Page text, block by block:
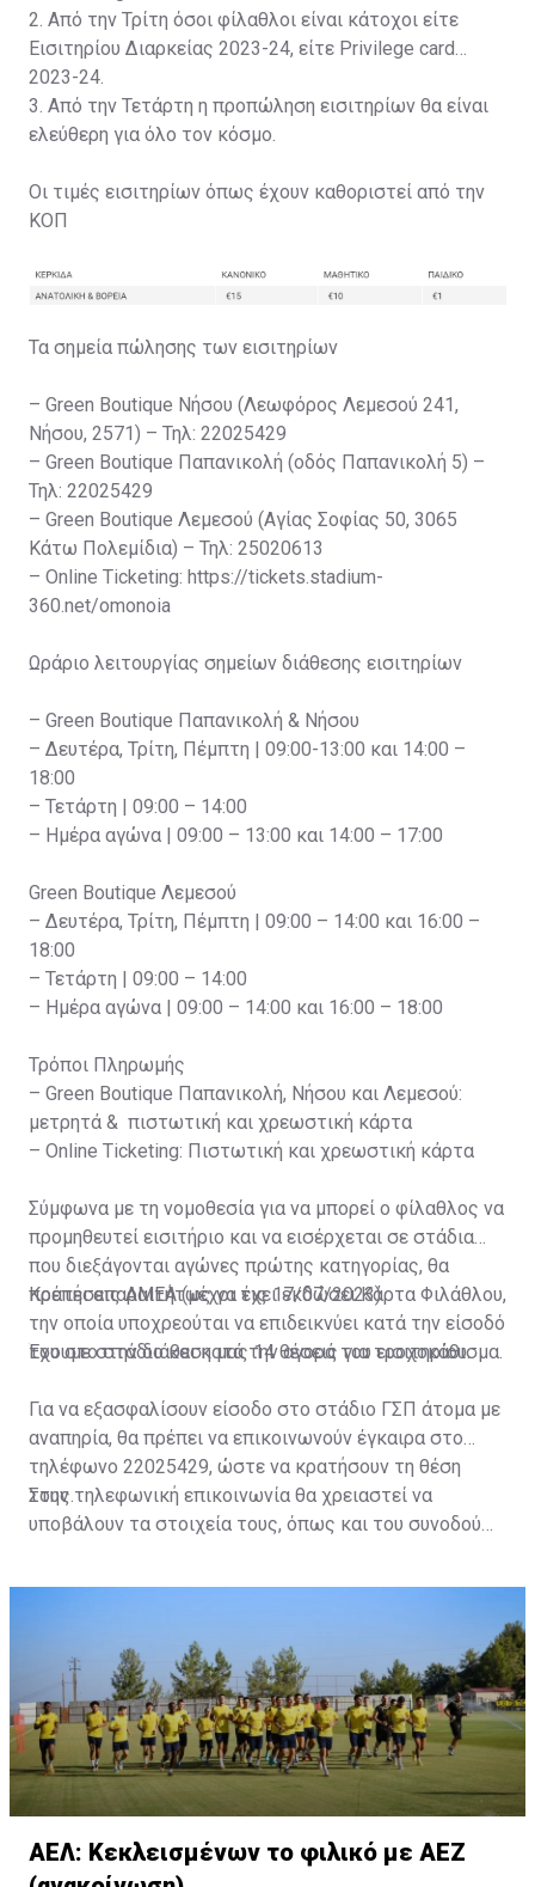
2. Από την Τρίτη όσοι φίλαθλοι είναι κάτοχοι είτε
Εισιτηρίου Διαρκείας 2023-24, είτε Privilege card
2023-24.
3. Από την Τετάρτη η προπώληση εισιτηρίων θα είναι
ελεύθερη για όλο τον κόσμο.
Οι τιμές εισιτηρίων όπως έχουν καθοριστεί από την
ΚΟΠ
Τα σημεία πώλησης των εισιτηρίων
– Green Boutique Νήσου (Λεωφόρος Λεμεσού 241,
Νήσου, 2571) – Τηλ: 22025429
– Green Boutique Παπανικολή (οδός Παπανικολή 5) –
Τηλ: 22025429
– Green Boutique Λεμεσού (Αγίας Σοφίας 50, 3065
Κάτω Πολεμίδια) – Τηλ: 25020613
– Online Ticketing: https://tickets.stadium-
360.net/omonoia
Ωράριο λειτουργίας σημείων διάθεσης εισιτηρίων
– Green Boutique Παπανικολή & Νήσου
– Δευτέρα, Τρίτη, Πέμπτη | 09:00-13:00 και 14:00 –
18:00
– Τετάρτη | 09:00 – 14:00
– Ημέρα αγώνα | 09:00 – 13:00 και 14:00 – 17:00
Green Boutique Λεμεσού
– Δευτέρα, Τρίτη, Πέμπτη | 09:00 – 14:00 και 16:00 –
18:00
– Τετάρτη | 09:00 – 14:00
– Ημέρα αγώνα | 09:00 – 14:00 και 16:00 – 18:00
Τρόποι Πληρωμής
– Green Boutique Παπανικολή, Νήσου και Λεμεσού:
μετρητά & πιστωτική και χρεωστική κάρτα
– Online Ticketing: Πιστωτική και χρεωστική κάρτα
Σύμφωνα με τη νομοθεσία για να μπορεί ο φίλαθλος να
προμηθευτεί εισιτήριο και να εισέρχεται σε στάδια
που διεξάγονται αγώνες πρώτης κατηγορίας, θα
πρέπει απαραιτήτως να έχει εκδώσει Κάρτα Φιλάθλου,
την οποία υποχρεούται να επιδεικνύει κατά την είσοδό
του στο στάδιο και κατά την αγορά του εισιτηρίου.
Κρατήσεις ΑΜΕΑ (μέχρι τις 17/07/2023)
Έχουμε στην διάθεση μας 14 θέσεις για τροχοκάθισμα.
Για να εξασφαλίσουν είσοδο στο στάδιο ΓΣΠ άτομα με
αναπηρία, θα πρέπει να επικοινωνούν έγκαιρα στο
τηλέφωνο 22025429, ώστε να κρατήσουν τη θέση
τους.
Στην τηλεφωνική επικοινωνία θα χρειαστεί να
υποβάλουν τα στοιχεία τους, όπως και του συνοδού
ΑΕΛ: Κεκλεισμένων το φιλικό με ΑΕΖ